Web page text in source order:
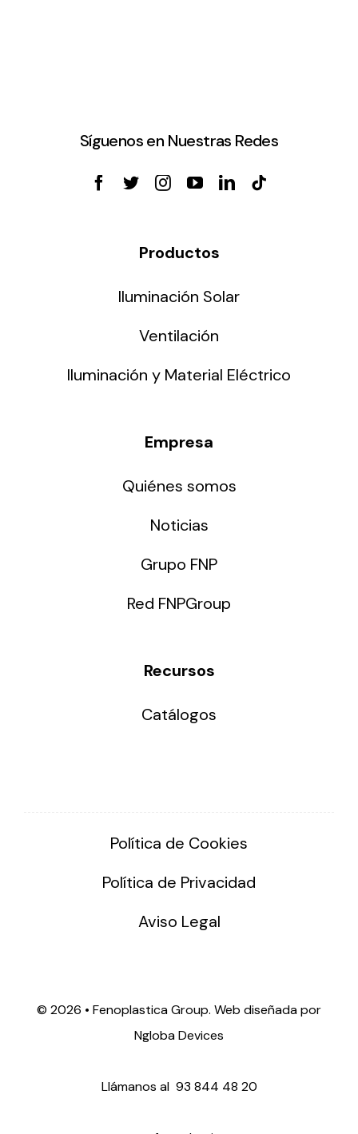
Síguenos en Nuestras Redes
Productos
Iluminación Solar
Ventilación
Iluminación y Material Eléctrico
Empresa
Quiénes somos
Noticias
Grupo FNP
Red FNPGroup
Recursos
Catálogos
Política de Cookies
Política de Privacidad
Aviso Legal
© 2026 • Fenoplastica Group. Web diseñada por
Ngloba Devices
Llámanos al 93 844 48 20